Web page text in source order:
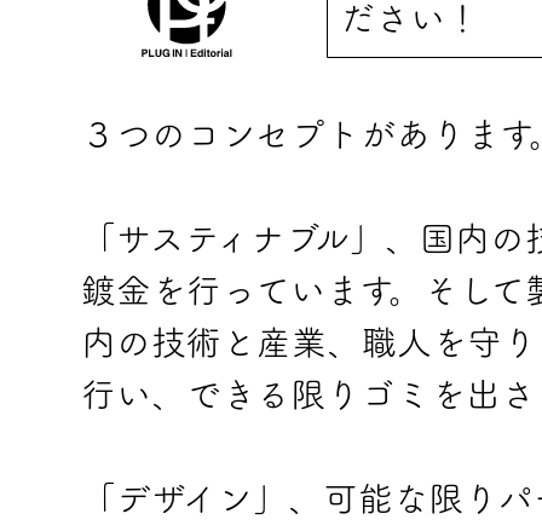
ださい！
３つのコンセプトがあります
「サスティナブル」、国内
鍍金を行っています。そし
内の技術と産業、職人を守
行い、できる限りゴミを出
「デザイン」、可能な限り